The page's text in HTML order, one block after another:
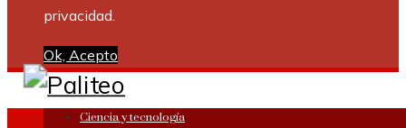
privacidad.
Ok, Acepto
Ciencia y tecnología